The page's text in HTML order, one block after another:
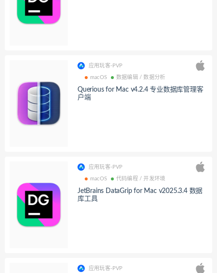
应用玩客-PVP
macOS 数据编辑 / 数据分析
Querious for Mac v4.2.4 专业数据库管理客
户端
应用玩客-PVP
macOS 代码编程 / 开发环境
JetBrains DataGrip for Mac v2025.3.4 数据
库工具
应用玩客-PVP